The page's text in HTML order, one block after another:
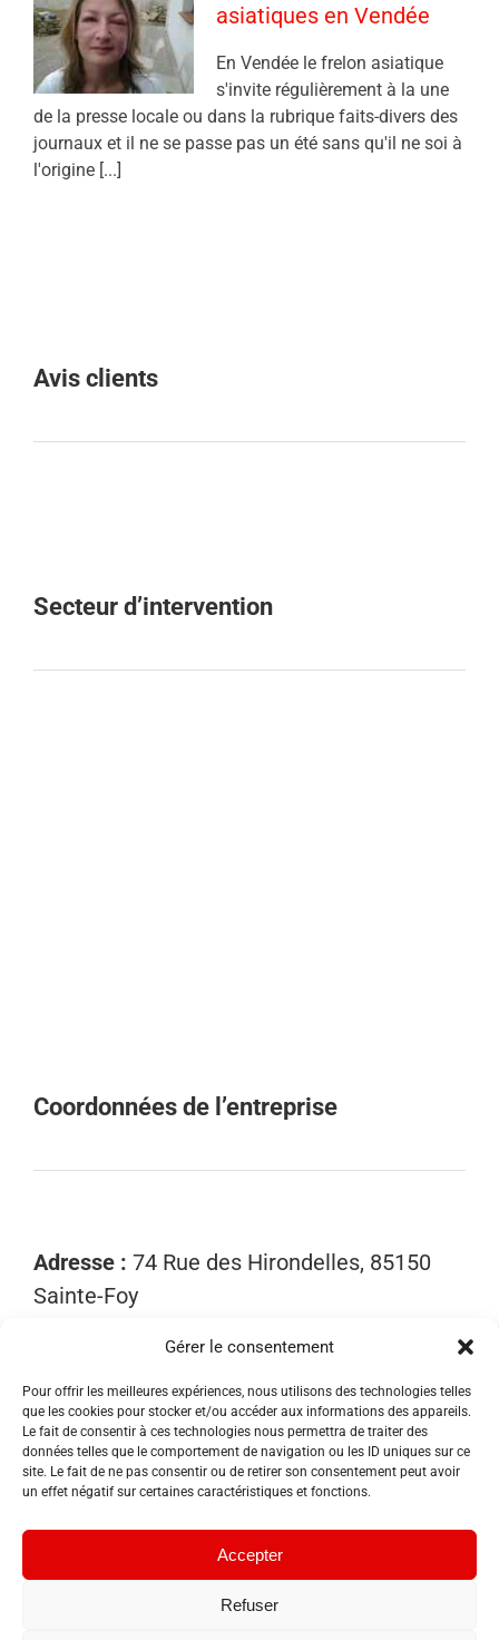
Gérer le consentement
Pour offrir les meilleures expériences, nous utilisons des technologies telles
que les cookies pour stocker et/ou accéder aux informations des appareils.
Le fait de consentir à ces technologies nous permettra de traiter des
données telles que le comportement de navigation ou les ID uniques sur ce
site. Le fait de ne pas consentir ou de retirer son consentement peut avoir
un effet négatif sur certaines caractéristiques et fonctions.
Accepter
Refuser
asiatiques en Vendée
En Vendée le frelon asiatique
s'invite régulièrement à la une
de la presse locale ou dans la rubrique faits-divers des
journaux et il ne se passe pas un été sans qu'il ne soi à
l'origine [...]
Avis clients
Secteur d’intervention
Coordonnées de l’entreprise
Adresse : 74 Rue des Hirondelles, 85150
Sainte-Foy
06 15 81 52 40
Email :
contact@sosnuisibles85.fr
SIRET :89455533300018